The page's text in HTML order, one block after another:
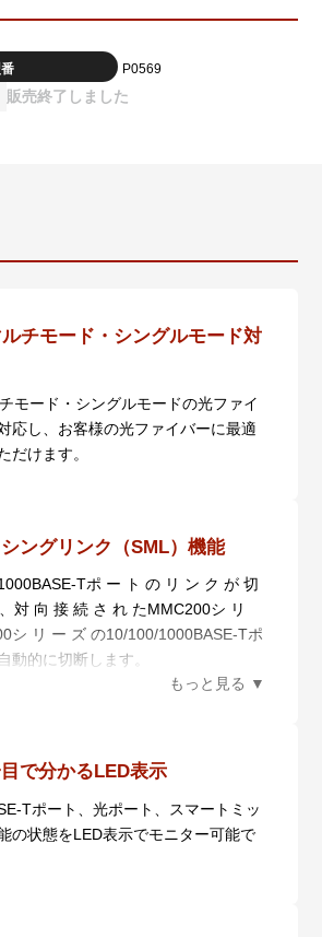
P0569
販売終了しました
チモード・シングルモード対
モード・シングルモードの光ファイ
応し、お客様の光ファイバーに最適
だけます。
ングリンク（SML）機能
Tポ ー ト の リ ン ク が 切
対 向 接 続 さ れ たMMC200シ リ
シ リ ー ズ の10/100/1000BASE-Tポ
動的に切断します。
クが 切 断された 場 合 は、自 機 お
す。
Tポートのリンク障害を検出した際
1000BASE-TポートLEDと光ポー
光ポートのリンク障害を検出した際
TポートLEDが点滅します。
替スイッチによってON/OFFの設定
で分かるLED表示
Tポート、光ポート、スマートミッ
の状態をLED表示でモニター可能で